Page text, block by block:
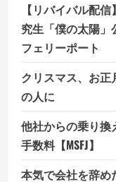
【リバイバル配
究生「僕の太陽」
フェリーポート
クリスマス、お
の人に
他社からの乗り換
手数料【MSFJ】
本気で会社を辞め